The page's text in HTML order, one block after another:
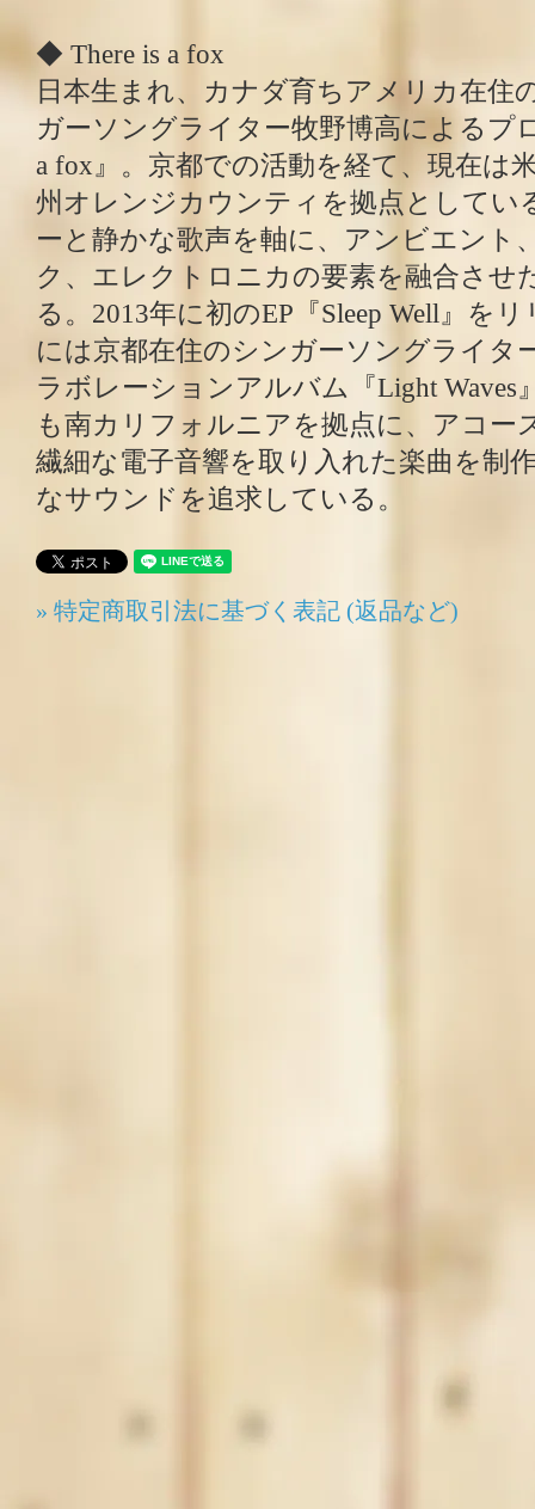
◆ There is a fox
日本生まれ、カナダ育ちアメリカ在住
ガーソングライター牧野博高によるプ
a fox』。京都での活動を経て、現在は
州オレンジカウンティを拠点としてい
ーと静かな歌声を軸に、アンビエント
ク、エレクトロニカの要素を融合させ
る。2013年に初のEP『Sleep Well』を
には京都在住のシンガーソングライタ
ラボレーションアルバム『Light Waves
も南カリフォルニアを拠点に、アコー
繊細な電子音響を取り入れた楽曲を制
なサウンドを追求している。
» 特定商取引法に基づく表記 (返品など)